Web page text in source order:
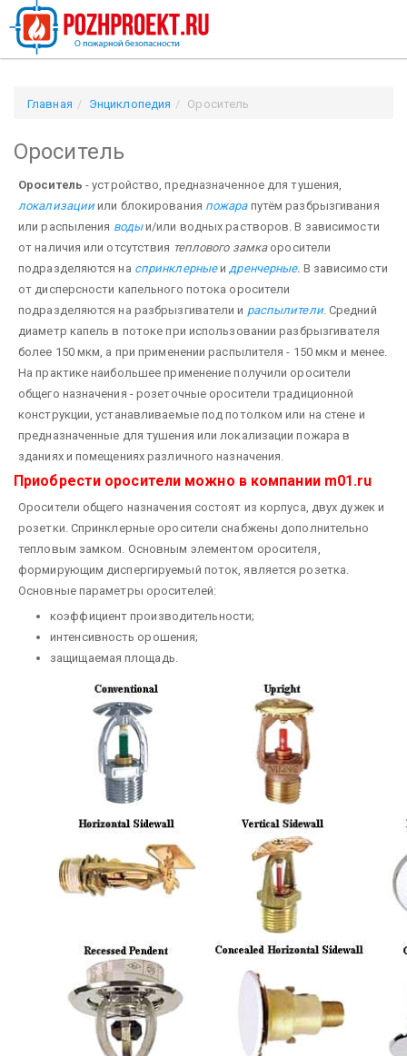
Главная Энциклопедия Ороситель
Ороситель
Ороситель - устройство, предназначенное для тушения,
локализацииили блокирования по­жарапутём разбрызгивания
или распыления водыи/или водных растворов. В зависимости
от наличия или отсутствия теплового замкаоросители
подразделяются на спринклерныеи дренчерные. В зависи­мости
от дисперсности капельного потока оросители
подразделяются на разбрызгиватели и распылители. Средний
диаметр капель в потоке при использовании разбрызгивателя
более 150 мкм, а при применении распылителя - 150 мкм и менее.
На практике наибольшее применение получили оросители
общего на­значения - розеточные оросители традиционной
конструкции, устанавливаемые под потолком или на стене и
предназначенные для тушения или локализации пожара в
зданиях и помещениях различного на­значения.
Приобрести оросители можно в компании m01.ru
Оросители общего назначения состоят из корпуса, двух дужек и
розетки. Спринклерные оро­сители снабжены дополнительно
тепловым замком. Основным элементом оросителя,
формирующим диспергируемый поток, является розетка.
Основные параметры оросителей:
коэффициент производи­тельности;
интенсивность орошения;
защищаемая площадь.